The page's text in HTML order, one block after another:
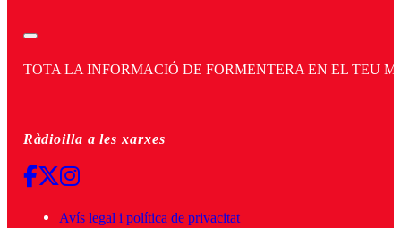
TOTA LA INFORMACIÓ DE FORMENTERA EN EL TEU
Ràdioilla a les xarxes
Avís legal i política de privacitat